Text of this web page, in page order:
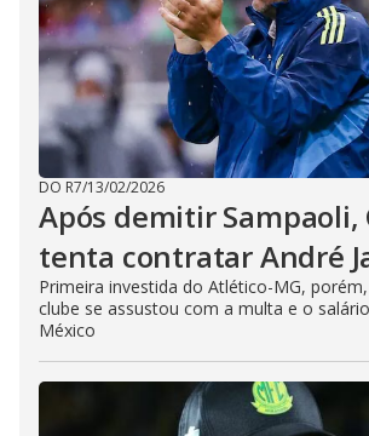
DO R7/13/02/2026
Após demitir Sampaoli,
tenta contratar André
Primeira investida do Atlético-MG,
clube se assustou com a multa e o
México